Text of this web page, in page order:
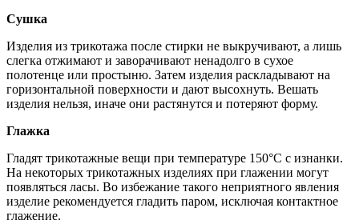
Сушка
Изделия из трикотажа после стирки не выкручивают, а лишь
слегка отжимают и заворачивают ненадолго в сухое
полотенце или простыню. Затем изделия раскладывают на
горизонтальной поверхности и дают высохнуть. Вешать
изделия нельзя, иначе они растянутся и потеряют форму.
Глажка
Гладят трикотажные вещи при температуре 150°С с изнанки.
На некоторых трикотажных изделиях при глажении могут
появляться ласы. Во избежание такого неприятного явления
изделие рекомендуется гладить паром, исключая контактное
глажение.